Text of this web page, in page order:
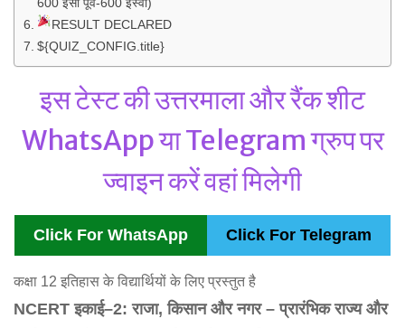
RESULT DECLARED
${QUIZ_CONFIG.title}
इस टेस्ट की उत्तरमाला और रैंक शीट
WhatsApp या Telegram ग्रुप पर
ज्वाइन करें वहां मिलेगी
Click For WhatsApp Click For Telegram
कक्षा 12 इतिहास के विद्यार्थियों के लिए प्रस्तुत है
NCERT इकाई–2: राजा, किसान और नगर – प्रारंभिक राज्य और